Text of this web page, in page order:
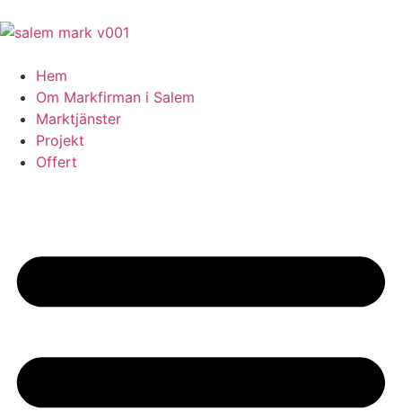
Hem
Om Markfirman i Salem
Marktjänster
Projekt
Offert